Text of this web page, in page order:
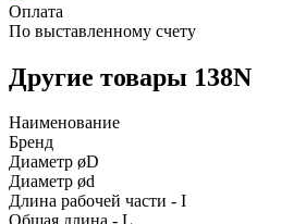
Оплата
По выставленному счету
Другие товары 138N
Наименование
Бренд
Диаметр øD
Диаметр ød
Длина рабочей части - I